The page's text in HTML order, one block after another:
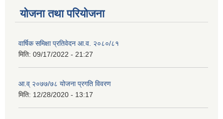
योजना तथा परियोजना
वार्षिक समिक्षा प्रतिवेदन आ.व. २०८०/८१
मिति: 09/17/2022 - 21:27
आ.व् २०७७/७८ योजना प्रगति विवरण
मिति: 12/28/2020 - 13:17